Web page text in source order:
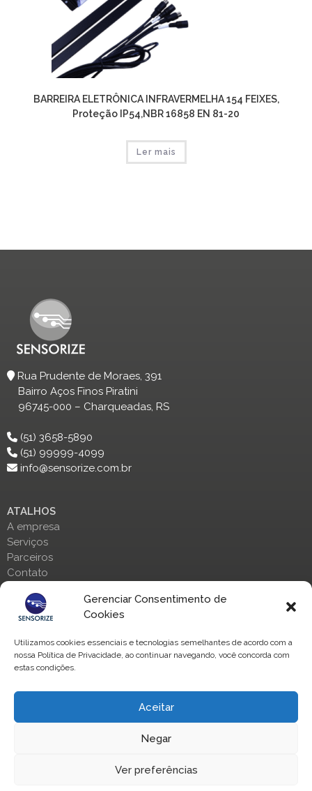
Gerenciar Consentimento de
Cookies
Utilizamos cookies essenciais e tecnologias semelhantes de acordo com a
nossa Política de Privacidade, ao continuar navegando, você concorda com
estas condições.
Aceitar
Negar
Ver preferências
BARREIRA ELETRÔNICA INFRAVERMELHA 154 FEIXES,
Proteção IP54,NBR 16858 EN 81-20
Ler mais
Rua Prudente de Moraes, 391
Bairro Aços Finos Piratini
96745-000 – Charqueadas, RS
(51) 3658-5890
(51) 99999-4099
info@sensorize.com.br
ATALHOS
A empresa
Serviços
Parceiros
Contato
ENTRE EM CONTATO
Copyrights © Sensorize Automação. Todos os direitos